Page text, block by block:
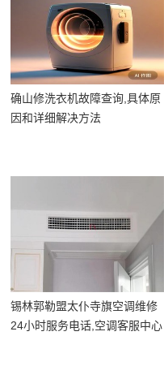
确山修洗衣机故障查询,具体原
因和详细解决方法
锡林郭勒盟太仆寺旗空调维修
24小时服务电话,空调客服中心